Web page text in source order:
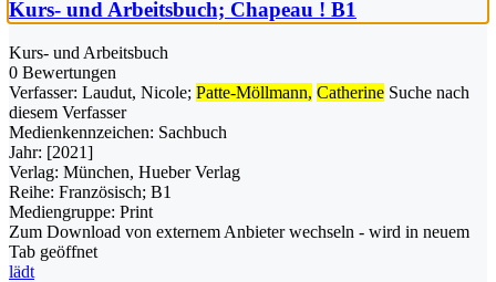
Kurs- und Arbeitsbuch; Chapeau ! B1
Kurs- und Arbeitsbuch
0 Bewertungen
Verfasser: Laudut, Nicole; Patte-Möllmann, Catherine Suche nach
diesem Verfasser
Medienkennzeichen: Sachbuch
Jahr: [2021]
Verlag: München, Hueber Verlag
Reihe: Französisch; B1
Mediengruppe: Print
Zum Download von externem Anbieter wechseln - wird in neuem
Tab geöffnet
lädt